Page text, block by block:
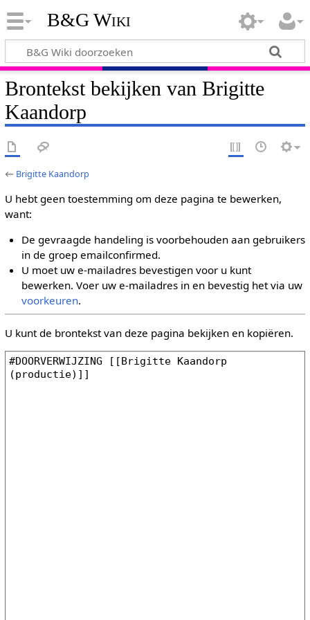
B&G Wiki
Brontekst bekijken van Brigitte
Kaandorp
← Brigitte Kaandorp
U hebt geen toestemming om deze pagina te bewerken,
want:
De gevraagde handeling is voorbehouden aan gebruikers
in de groep emailconfirmed.
U moet uw e-mailadres bevestigen voor u kunt
bewerken. Voer uw e-mailadres in en bevestig het via uw
voorkeuren.
U kunt de brontekst van deze pagina bekijken en kopiëren.